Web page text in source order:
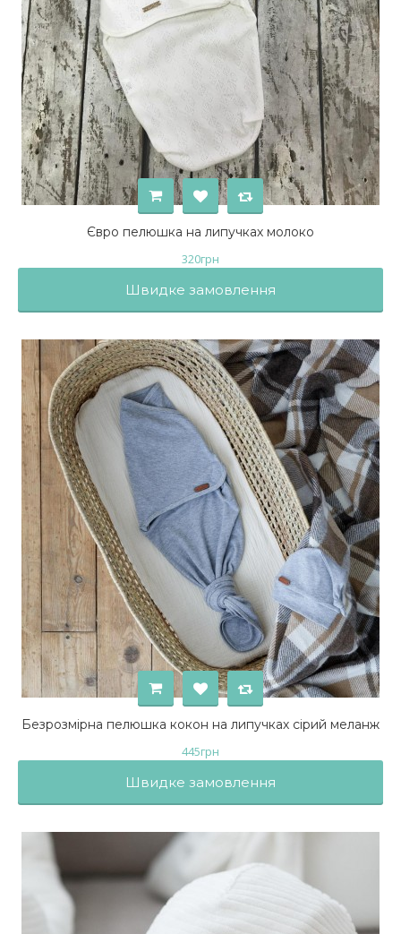
Євро пелюшка на липучках молоко
320грн
Швидке замовлення
Безрозмірна пелюшка кокон на липучках сірий меланж
445грн
Швидке замовлення